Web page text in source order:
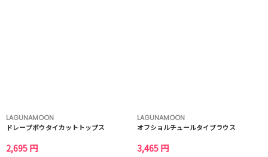
LAGUNAMOON
ドレープボウタイカットトップス
2,695 円
LAGUNAMOON
オフショルチュールタイブラウス
3,465 円